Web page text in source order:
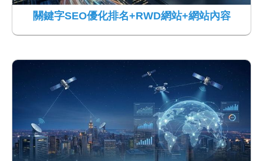
關鍵字SEO優化排名+RWD網站+網站內容